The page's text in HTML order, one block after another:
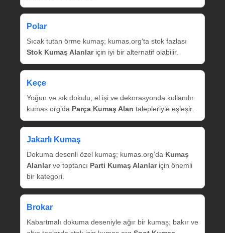
Polar
Sıcak tutan örme kumaş; kumas.org’ta stok fazlası
Stok Kumaş Alanlariçin iyi bir alternatif olabilir.
Keçe
Yoğun ve sık dokulu; el işi ve dekorasyonda kullanılır.
kumas.org’da Parça Kumaş Alan talepleriyle eşleşir.
Jakarlı Kumaş
Dokuma desenli özel kumaş; kumas.org’da Kumaş
Alanlarve toptancı Parti Kumaş Alanlariçin önemli
bir kategori.
Brokar
Kabartmalı dokuma deseniyle ağır bir kumaş; bakır ve